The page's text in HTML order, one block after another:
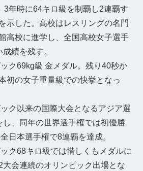
3年時に64キロ級を制覇し2連覇す
示した。高校はレスリングの名門
高校に進学し、全国高校女子選手
績を残す。
ク69kg級 金メダル。残り40秒か
初の女子重量級での快挙となっ
ク以来の国際大会となるアジア選
、同年の世界選手権では初優勝
日本選手権で8連覇を達成。
ク68キロ級では惜しくもメダルに
会連続のオリンピック出場とな